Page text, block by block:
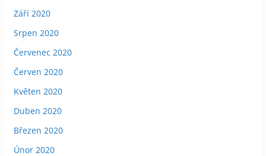
Září 2020
Srpen 2020
Červenec 2020
Červen 2020
Květen 2020
Duben 2020
Březen 2020
Únor 2020